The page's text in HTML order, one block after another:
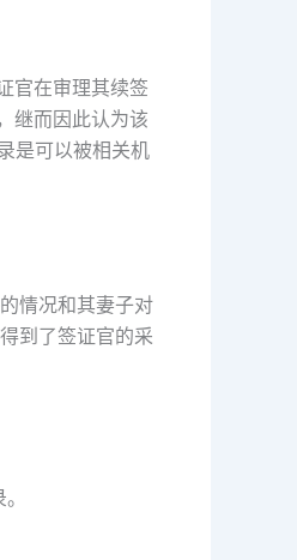
官在审理其续签
继而因此认为该
是可以被相关机
情况和其妻子对
到了签证官的采